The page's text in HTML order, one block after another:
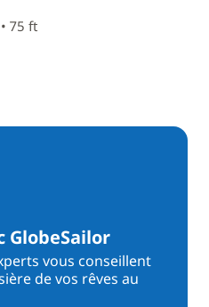
75 ft
GlobeSailor
vous conseillent
de vos rêves au